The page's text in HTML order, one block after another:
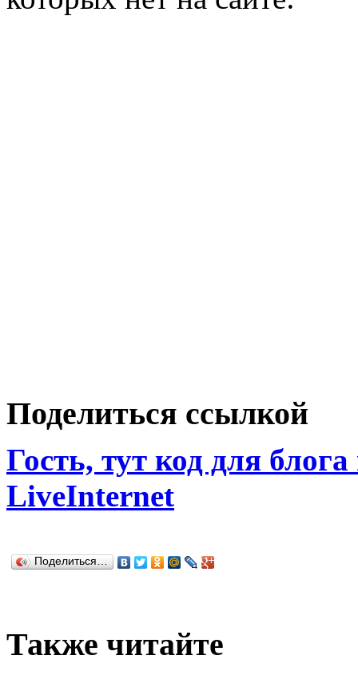
Поделиться ссылкой
Гость, тут код для
LiveInternet
Поделиться…
Также читайте